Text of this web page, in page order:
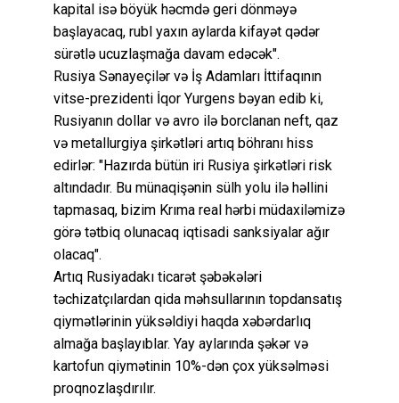
kapital isə böyük həcmdə geri dönməyə
başlayacaq, rubl yaxın aylarda kifayət qədər
sürətlə ucuzlaşmağa davam edəcək".
Rusiya Sənayeçilər və İş Adamları İttifaqının
vitse-prezidenti İqor Yurgens bəyan edib ki,
Rusiyanın dollar və avro ilə borclanan neft, qaz
və metallurgiya şirkətləri artıq böhranı hiss
edirlər: "Hazırda bütün iri Rusiya şirkətləri risk
altındadır. Bu münaqişənin sülh yolu ilə həllini
tapmasaq, bizim Krıma real hərbi müdaxiləmizə
görə tətbiq olunacaq iqtisadi sanksiyalar ağır
olacaq".
Artıq Rusiyadakı ticarət şəbəkələri
təchizatçılardan qida məhsullarının topdansatış
qiymətlərinin yüksəldiyi haqda xəbərdarlıq
almağa başlayıblar. Yay aylarında şəkər və
kartofun qiymətinin 10%-dən çox yüksəlməsi
proqnozlaşdırılır.